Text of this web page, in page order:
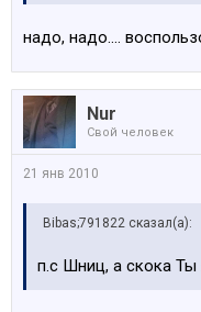
надо, надо....
Nur
Свой человек
21 янв 2010
Bibas;791822 сказал(а):
п.с Шниц, а скока